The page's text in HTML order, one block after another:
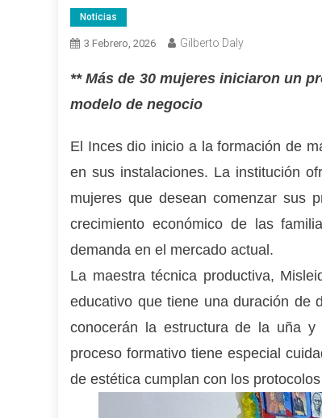
Noticias
3 Febrero, 2026 Gilberto Daly
** Más de 30 mujeres iniciaron un
modelo de negocio
El Inces dio inicio a la formación de
en sus instalaciones. La institución
mujeres que desean comenzar sus
crecimiento económico de las
demanda en el mercado actual.
La maestra técnica productiva,
educativo que tiene una duración de
conocerán la estructura de la uña
proceso formativo tiene especial
de estética cumplan con los